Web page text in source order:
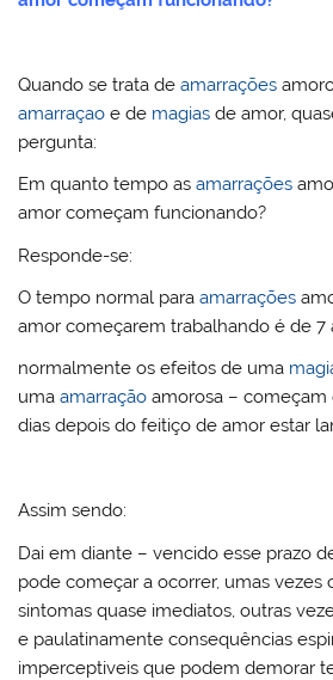
Quando se trata deamarrações
amarraçao e de magias de amor,
pergunta:
Em quanto tempo asamarrações
amor começam funcionando?
Responde-se:
O tempo normal paraamarrações
amor começarem trabalhando é de 7
normalmente os efeitos de uma
umaamarração amorosa – começam
dias depois do feitiço de amor estar
Assim sendo:
Dai em diante – vencido esse prazo
pode começar a ocorrer, umas vezes
sintomas quase imediatos, outras
e paulatinamente consequências
imperceptiveis que podem demorar